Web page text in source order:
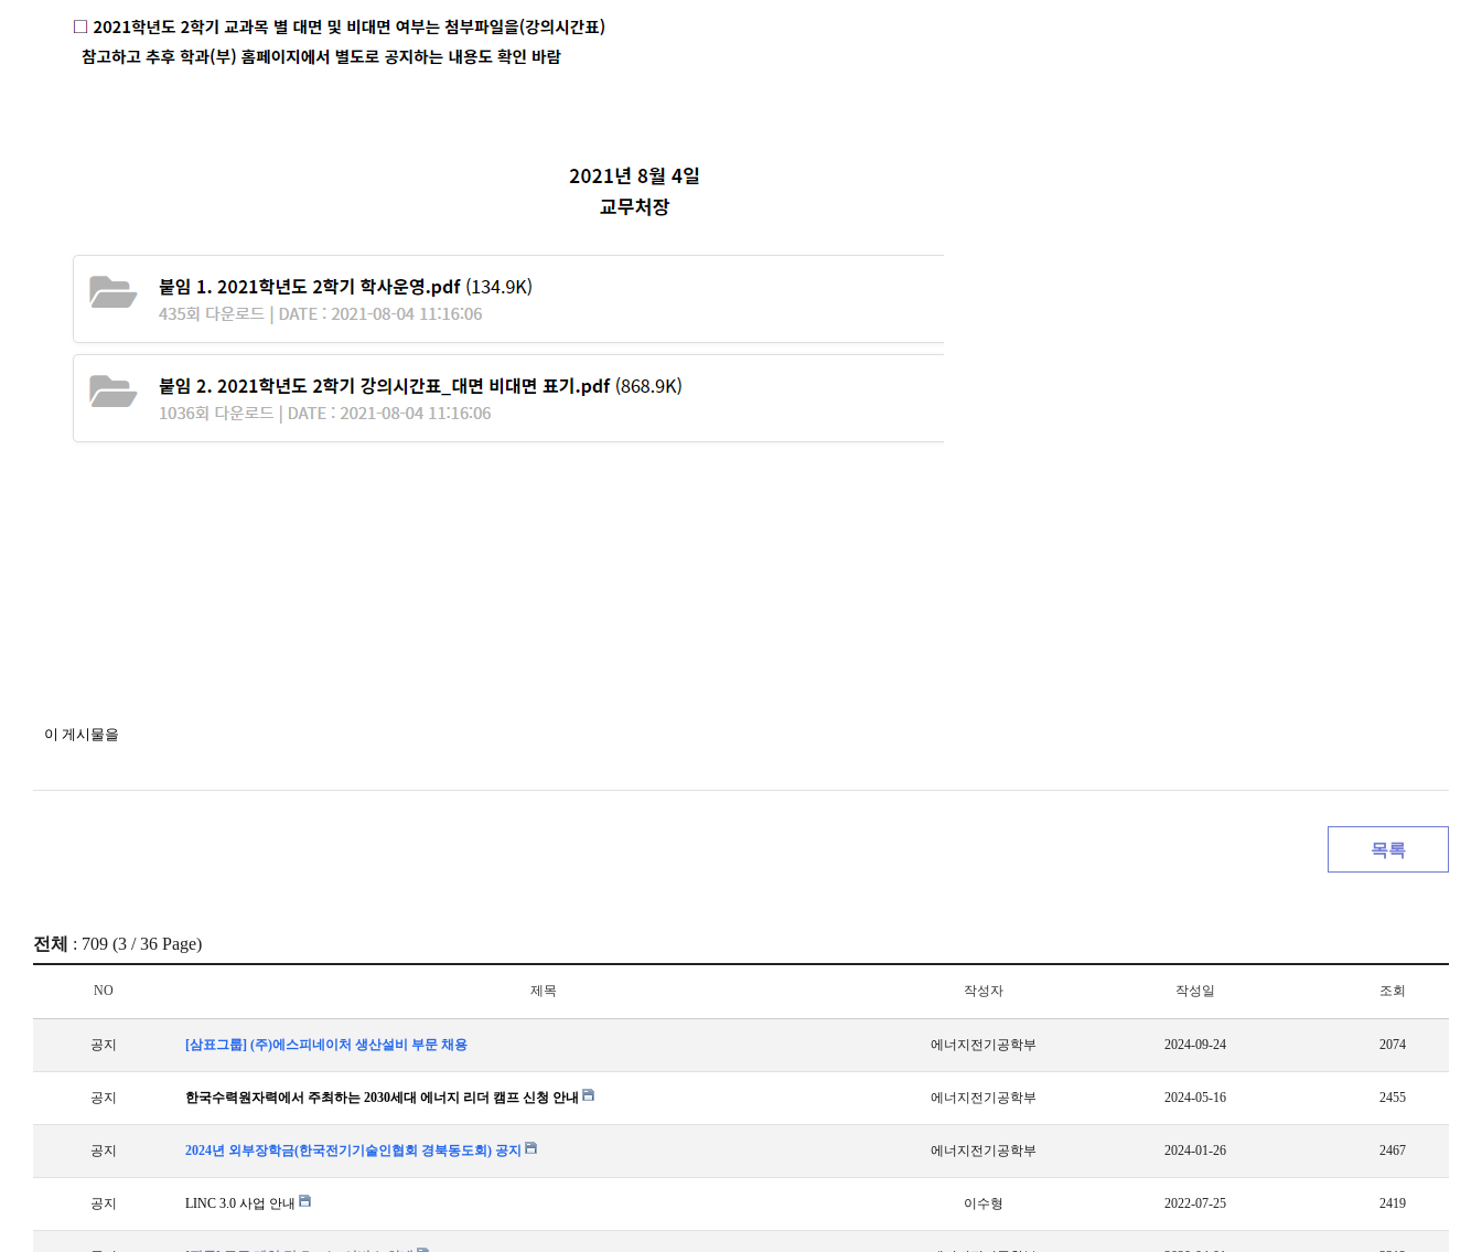
이 게시물을
목록
전체 : 709 (3 / 36 Page)
NO 제목 작성자 작성일 조회
공지 [삼표그룹] (주)에스피네이처 생산설비 부문 채용 에너지전기공학부 2024-09-24 2074
공지 한국수력원자력에서 주최하는 2030세대 에너지 리더 캠프 신청 안내 에너지전기공학부 2024-05-16 2455
공지 2024년 외부장학금(한국전기기술인협회 경북동도회) 공지 에너지전기공학부 2024-01-26 2467
공지 LINC 3.0 사업 안내 이수형 2022-07-25 2419